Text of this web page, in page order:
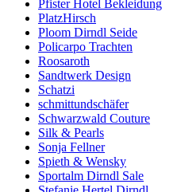
Pfister Hotel Bekleidung
PlatzHirsch
Ploom Dirndl Seide
Policarpo Trachten
Roosaroth
Sandtwerk Design
Schatzi
schmittundschäfer
Schwarzwald Couture
Silk & Pearls
Sonja Fellner
Spieth & Wensky
Sportalm Dirndl Sale